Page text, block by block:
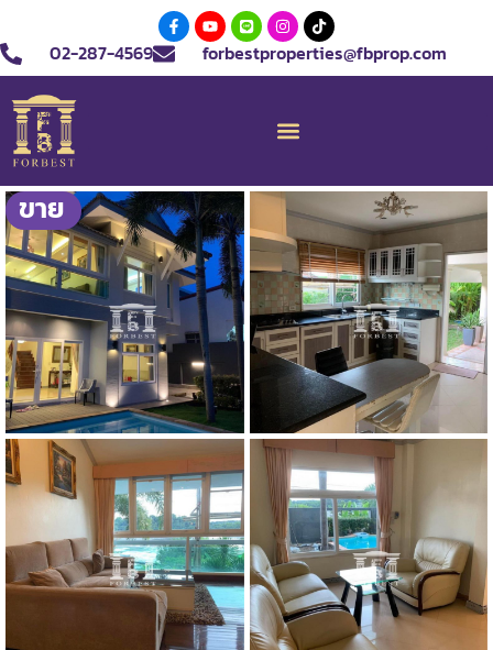
02-287-4569 forbestproperties@fbprop.com
ขาย